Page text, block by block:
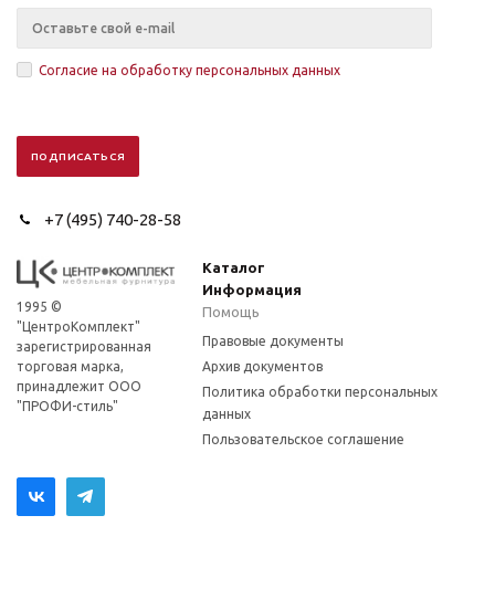
Согласие на обработку персональных данных
+7 (495) 740-28-58
1995 ©
"ЦентроКомплект"
зарегистрированная
торговая марка,
принадлежит ООО
"ПРОФИ-стиль"
Каталог
Информация
Помощь
Правовые документы
Архив документов
Политика обработки персональных
данных
Пользовательское соглашение